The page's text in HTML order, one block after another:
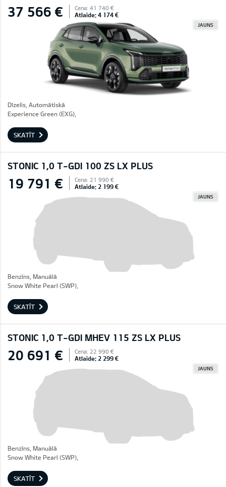
37 566 € Cena: 41 740 €
Atlaide: 4 174 €
JAUNS
Dīzelis, Automātiskā
Experience Green (EXG),
SKATĪT
STONIC 1,0 T-GDI 100 ZS LX PLUS
19 791 € Cena: 21 990 €
Atlaide: 2 199 €
JAUNS
Benzīns, Manuālā
Snow White Pearl (SWP),
SKATĪT
STONIC 1,0 T-GDI MHEV 115 ZS LX PLUS
20 691 € Cena: 22 990 €
Atlaide: 2 299 €
JAUNS
Benzīns, Manuālā
Snow White Pearl (SWP),
SKATĪT